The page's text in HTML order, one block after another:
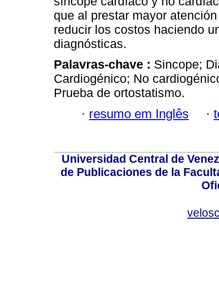
que al prestar mayor
reducir los costos haciendo
diagnósticas.
Palavras-chave : Sincope;
Cardiogénico; No
Prueba de ortostatismo.
· resumo em Inglês ·
Universidad Central de
de Publicaciones de la